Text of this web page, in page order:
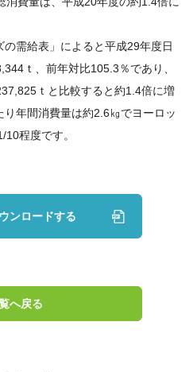
需給表」によると平成29年度日
ｔ、前年対比105.3％であり、
ｔと比較すると約1.4倍に増
年間消費量は約2.6㎏でヨーロッ
程度です。
ンロードする
へ戻る